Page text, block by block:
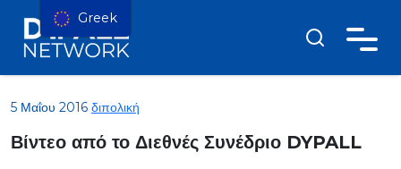
5 Μαΐου 2016 διπολική
Βίντεο από το Διεθνές Συνέδριο DYPALL
Greek